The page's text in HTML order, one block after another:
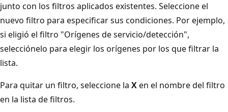
junto con los filtros aplicados existentes. Seleccione el
nuevo filtro para especificar sus condiciones. Por ejemplo,
si eligió el filtro "Orígenes de servicio/detección",
selecciónelo para elegir los orígenes por los que filtrar la
lista.
Para quitar un filtro, seleccione la Xen el nombre del filtro
en la lista de filtros.